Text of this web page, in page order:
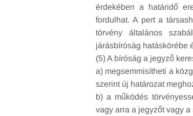
érdekében a határidő
fordulhat. A pert a
törvény általános
járásbíróság hatáskörébe
(5) A bíróság a jegyző
a) megsemmisítheti a
szerint új határozat
b) a működés
vagy arra a jegyzőt vagy